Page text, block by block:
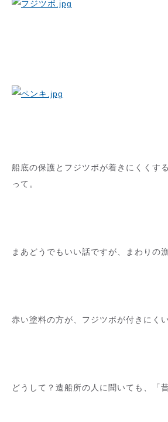
船底の保護とフジツボが着きにくくす
って。
まあどうでもいい話ですが、まわりの
赤い塗料の方が、フジツボが付きにく
どうして？造船所の人に聞いても、「